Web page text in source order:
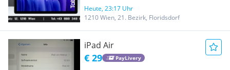
Simkarten/ Mit OVP und 3
Monate Garantie/ Nur bei
Handy Smart Vienna
Heute, 23:17 Uhr
1210 Wien, 21. Bezirk, Floridsdorf
iPad Air
€ 29 PayLivery